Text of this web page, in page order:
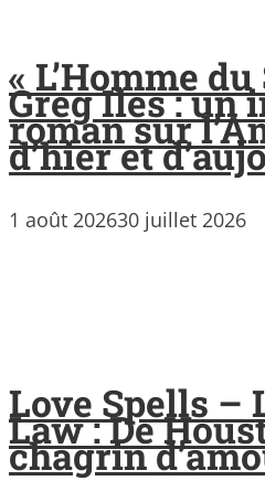
« L’Homme
Greg Iles : un
roman sur
d’hier et
1 août 202630 juillet 2026
Love Spells –
Law : De
chagrin